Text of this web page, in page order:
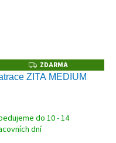
Z
D
A
ZDARMA
ZITA MEDIUM
do 10 - 14
dní